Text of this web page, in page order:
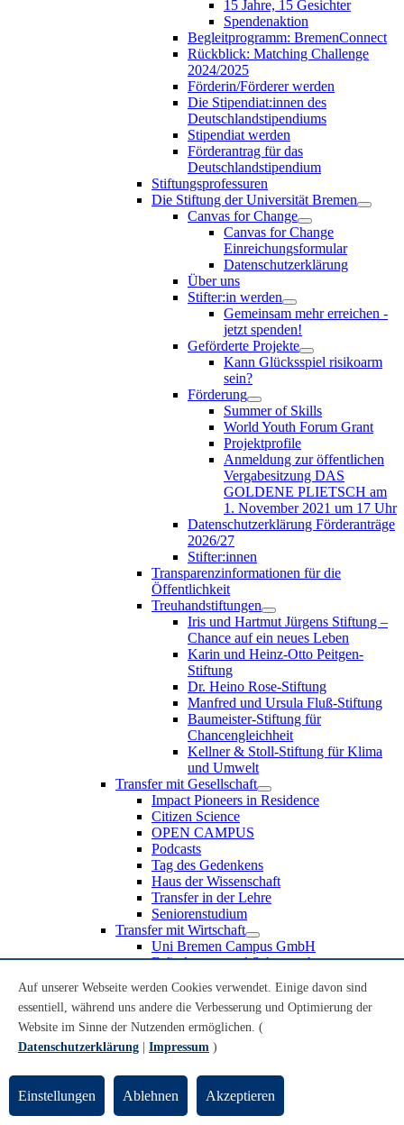
15 Jahre, 15 Gesichter
Spendenaktion
Begleitprogramm: BremenConnect
Rückblick: Matching Challenge
2024/2025
Förderin/Förderer werden
Die Stipendiat:innen des
Deutschlandstipendiums
Stipendiat werden
Förderantrag für das
Deutschlandstipendium
Stiftungsprofessuren
Die Stiftung der Universität Bremen
Canvas for Change
Canvas for Change
Einreichungsformular
Datenschutzerklärung
Über uns
Stifter:in werden
Gemeinsam mehr erreichen -
jetzt spenden!
Geförderte Projekte
Kann Glücksspiel risikoarm
sein?
Förderung
Summer of Skills
World Youth Forum Grant
Projektprofile
Anmeldung zur öffentlichen
Vergabesitzung DAS
GOLDENE PLIETSCH am
1. November 2021 um 17 Uhr
Datenschutzerklärung Förderanträge
2026/27
Stifter:innen
Transparenzinformationen für die
Öffentlichkeit
Treuhandstiftungen
Iris und Hartmut Jürgens Stiftung –
Chance auf ein neues Leben
Karin und Heinz-Otto Peitgen-
Stiftung
Dr. Heino Rose-Stiftung
Manfred und Ursula Fluß-Stiftung
Baumeister-Stiftung für
Chancengleichheit
Kellner & Stoll-Stiftung für Klima
und Umwelt
Transfer mit Gesellschaft
Impact Pioneers in Residence
Citizen Science
OPEN CAMPUS
Podcasts
Tag des Gedenkens
Haus der Wissenschaft
Transfer in der Lehre
Seniorenstudium
Transfer mit Wirtschaft
Uni Bremen Campus GmbH
Erfindungen und Schutzrechte
Recruiting an der Universität Bremen
Weiterbildung an der Universität Bremen
Transfer mit Schule
Schülerinnen und Schüler
Schulklassen
Lehrkräfte
Gründungsunterstützung
Auf unserer Webseite werden Cookies verwendet. Einige davon sind
essentiell, während uns andere die Verbesserung und Optimierung der
Website im Sinne der Nutzenden ermöglichen. (
Datenschutzerklärung
Impressum )
Einstellungen Ablehnen Akzeptieren